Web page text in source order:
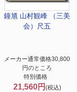
鐘馗 山村観峰 （三美
会）尺五
メーカー通常価格30,800
円のところ
特別価格
21,560円 (税込)